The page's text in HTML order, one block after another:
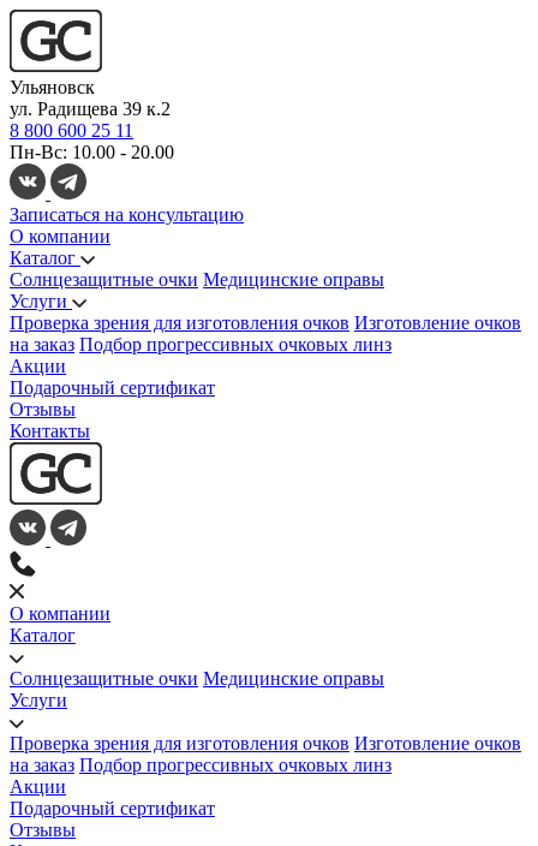
Ульяновск
ул. Радищева 39 к.2
8 800 600 25 11
Пн-Вс: 10.00 - 20.00
Записаться на консультацию
О компании
Каталог
Солнцезащитные очки Медицинские оправы
Услуги
Проверка зрения для изготовления очков Изготовление очков
на заказ Подбор прогрессивных очковых линз
Акции
Подарочный сертификат
Отзывы
Контакты
О компании
Каталог
Солнцезащитные очки Медицинские оправы
Услуги
Проверка зрения для изготовления очков Изготовление очков
на заказ Подбор прогрессивных очковых линз
Акции
Подарочный сертификат
Отзывы